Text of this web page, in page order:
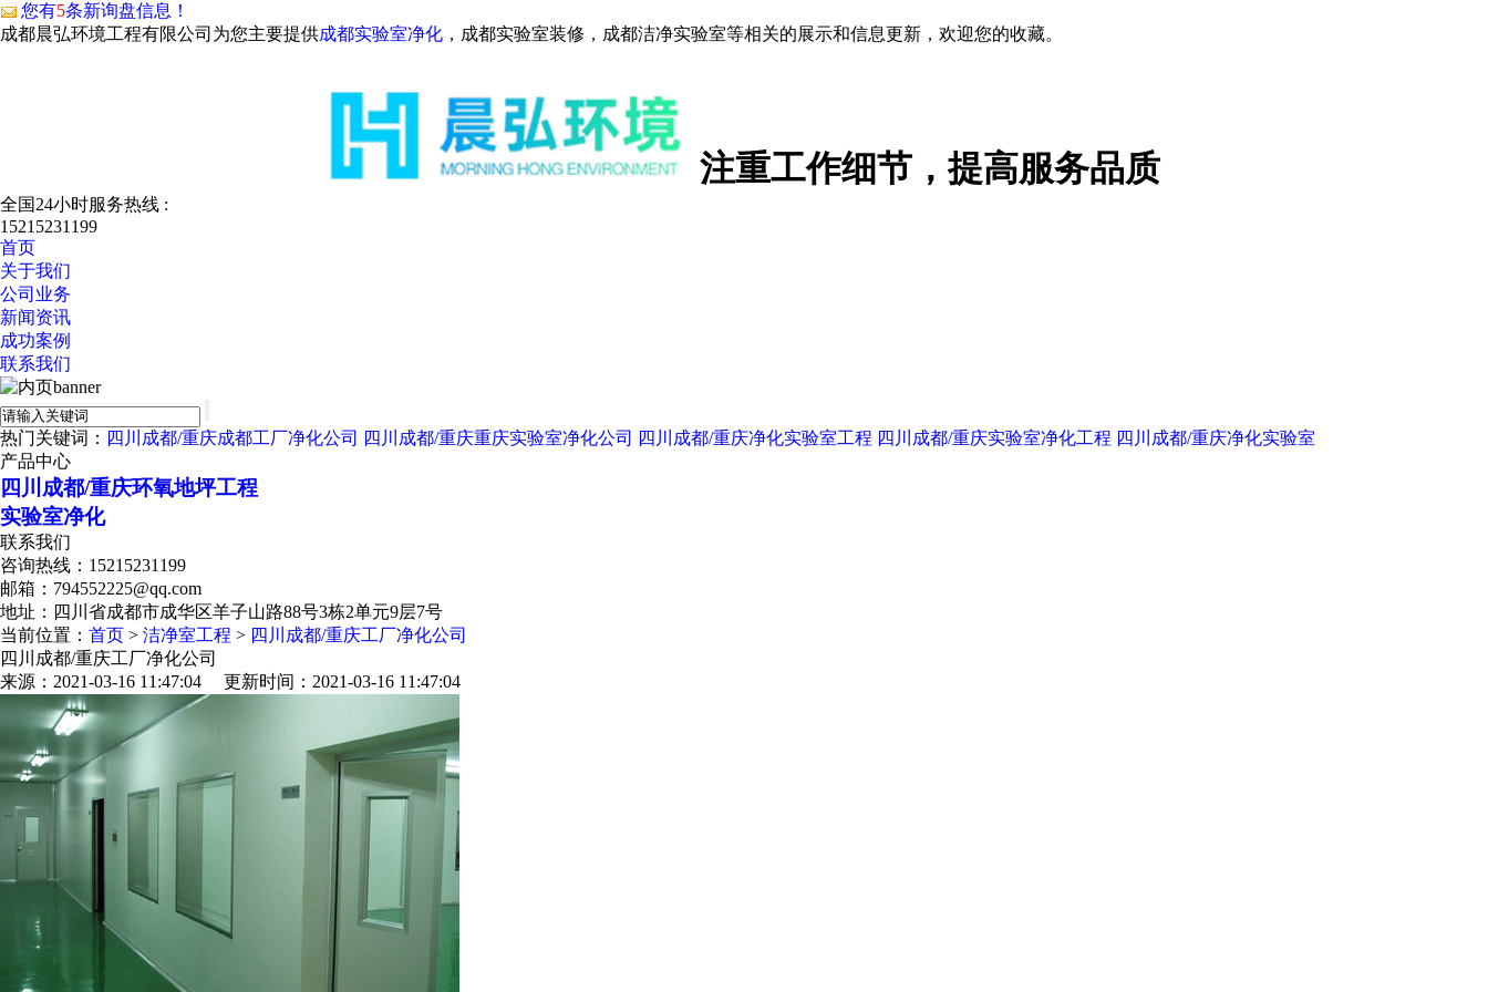
您有5条新询盘信息！
成都晨弘环境工程有限公司为您主要提供成都实验室净化 ，成都实验室装修，成都洁净实验室等相关的展示和信息更新，欢迎您的收藏。
注重工作细节，提高服务品质
全国24小时服务热线 :
15215231199
首页
关于我们
公司业务
新闻资讯
成功案例
联系我们
热门关键词： 四川成都/重庆成都工厂净化公司 四川成都/重庆重庆实验室净化公司 四川成都/重庆净化实验室工程 四川成都/重庆实验室净化工程 四川成都/重庆净化实验室
产品中心
四川成都/重庆环氧地坪工程
实验室净化
联系我们
咨询热线： 15215231199
邮箱：794552225@qq.com
地址：四川省成都市成华区羊子山路88号3栋2单元9层7号
当前位置： 首页 > 洁净室工程 > 四川成都/重庆工厂净化公司
四川成都/重庆工厂净化公司
来源：2021-03-16 11:47:04 更新时间：2021-03-16 11:47:04